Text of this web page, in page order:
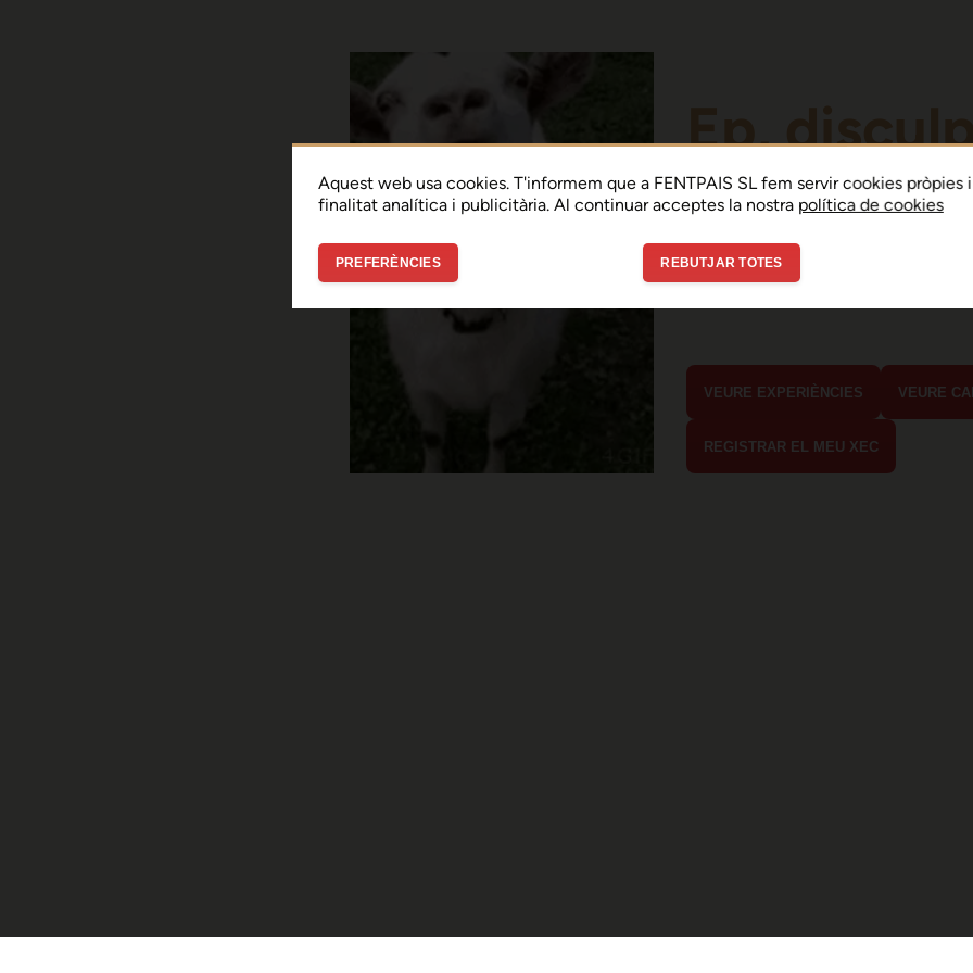
Ep,
Sembla que hi ha
error de connexió
En menys de 15 segons hauria
VEURE EXPERIÈNCIES VEURE
REGISTRAR EL MEU XEC
Aquest web usa cookies. T'informem que a FENTPAIS SL fem servir cookies pròpies
finalitat analítica i publicitària. Al continuar acceptes la nostra política de cookies
PREFERÈNCIES REBUTJAR TOTES